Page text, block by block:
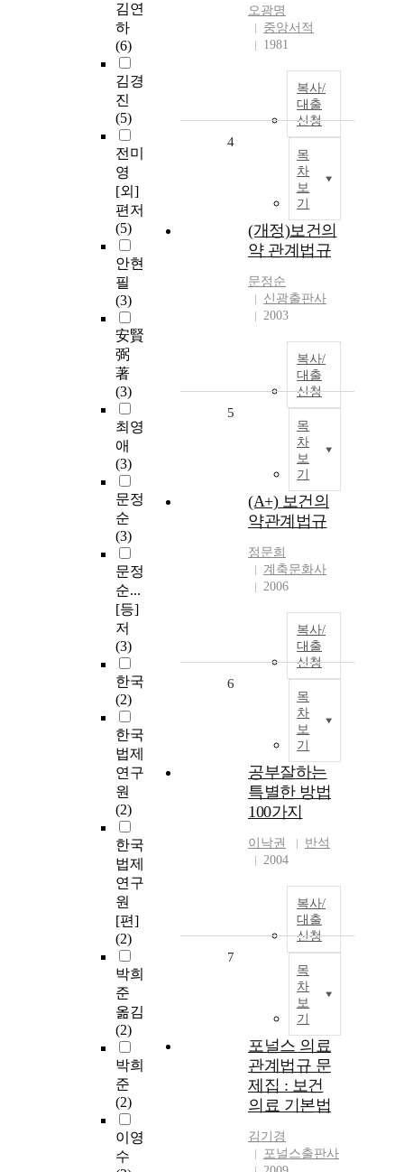
김연
하
(6)
김경
진
(5)
전미
영
[외]
편저
(5)
안현
필
(3)
安賢
弼
著
(3)
최영
애
(3)
문정
순
(3)
문정
순...
[등]
저
(3)
한국
(2)
한국
법제
연구
원
(2)
한국
법제
연구
원
[편]
(2)
박희
준
옮김
(2)
박희
준
(2)
이영
수
오광명
중앙서적
1981
복사/
대출
신청
목
차
보
기
4
(개정)보건의
약 관계법규
문정순
신광출판사
2003
복사/
대출
신청
목
차
보
기
5
(A+) 보건의
약관계법규
정문희
계축문화사
2006
복사/
대출
신청
목
차
보
기
6
공부잘하는
특별한 방법
100가지
이낙권
반석
2004
복사/
대출
신청
목
차
보
기
7
포널스 의료
관계법규 문
제집 : 보건
의료 기본법
김기경
포널스출판사